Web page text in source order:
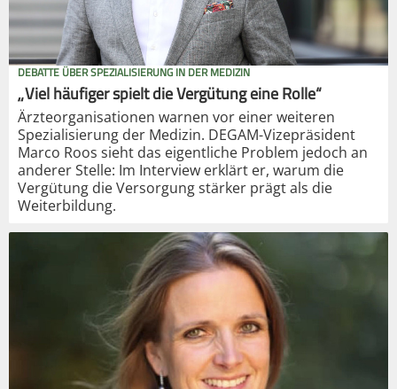
DEBATTE ÜBER SPEZIALISIERUNG IN DER MEDIZIN
„Viel häufiger spielt die Vergütung eine Rolle“
Ärzteorganisationen warnen vor einer weiteren
Spezialisierung der Medizin. DEGAM-Vizepräsident
Marco Roos sieht das eigentliche Problem jedoch an
anderer Stelle: Im Interview erklärt er, warum die
Vergütung die Versorgung stärker prägt als die
Weiterbildung.